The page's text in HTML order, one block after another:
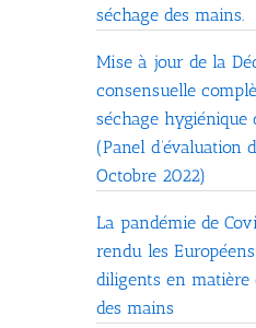
séchage des mains.
Mise à jour de la
consensuelle
séchage hygiénique
(Panel d’évaluation
Octobre 2022)
La pandémie de
rendu les
diligents en matière
des mains